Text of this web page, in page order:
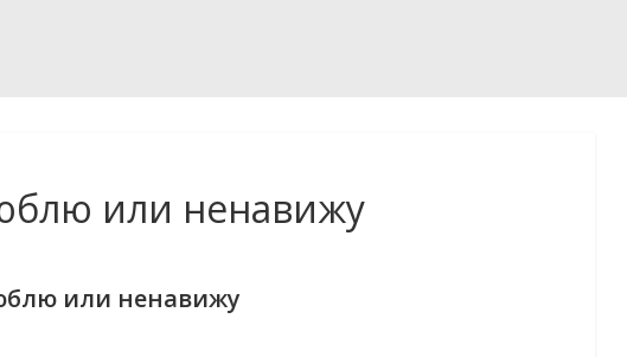
или ненавижу
или ненавижу